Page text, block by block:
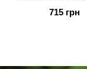
715 грн